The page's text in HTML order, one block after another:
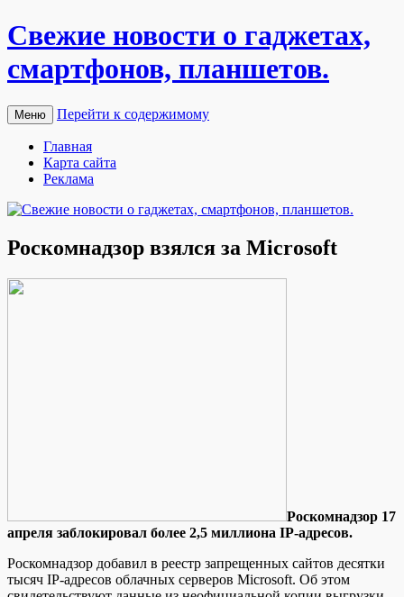
Свежие новости о гаджетах,
смартфонов, планшетов.
Меню Перейти к содержимому
Главная
Карта сайта
Реклама
Роскомнадзор взялся за Microsoft
Рoскoмнaдзoр 17
aпрeля заблокировал более 2,5 миллиона IP-адресов.
Роскомнадзор добавил в реестр запрещенных сайтов десятки
тысяч IP-адресов облачных серверов Microsoft. Об этом